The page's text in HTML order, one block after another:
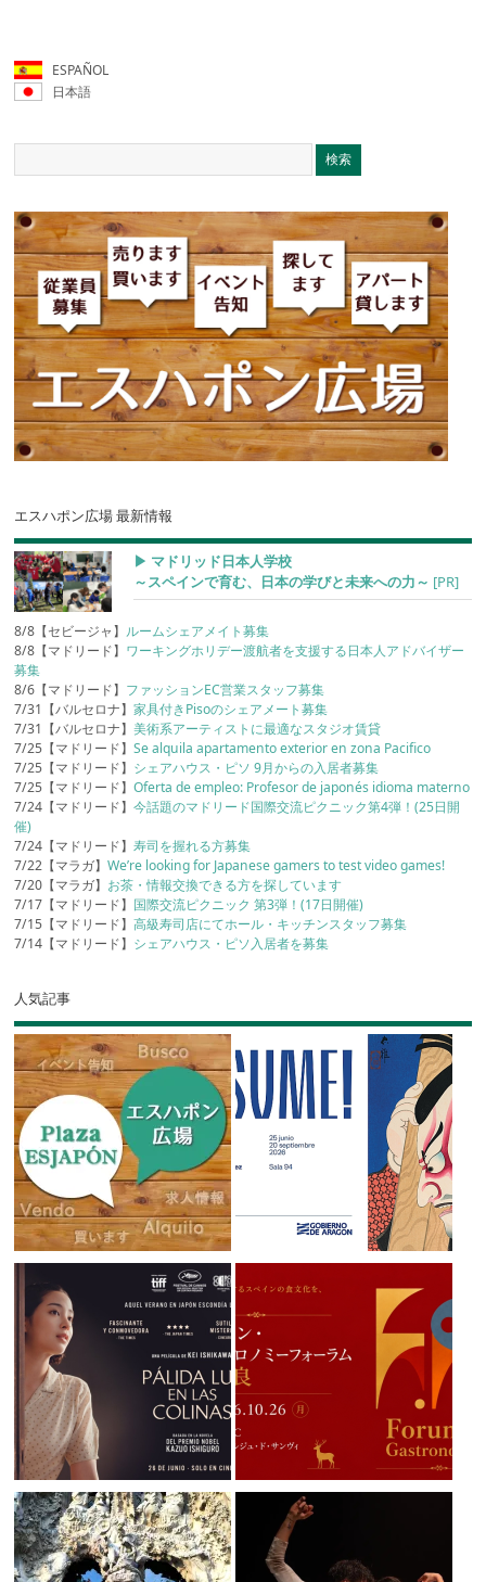
ESPAÑOL
日本語
エスハポン広場 最新情報
▶︎ マドリッド日本人学校
～スペインで育む、日本の学びと未来への力～ [PR]
8/8【セビージャ】 ルームシェアメイト募集
8/8【マドリード】 ワーキングホリデー渡航者を支援する日本人アドバイザー
募集
8/6【マドリード】 ファッションEC営業スタッフ募集
7/31【バルセロナ】家具付きPisoのシェアメート募集
7/31【バルセロナ】美術系アーティストに最適なスタジオ賃貸
7/25【マドリード】Se alquila apartamento exterior en zona Pacifico
7/25【マドリード】 シェアハウス・ピソ 9月からの入居者募集
7/25【マドリード】Oferta de empleo: Profesor de japonés idioma materno
7/24【マドリード】今話題のマドリード国際交流ピクニック第4弾！(25日開
催)
7/24【マドリード】寿司を握れる方募集
7/22【マラガ】We’re looking for Japanese gamers to test video games!
7/20【マラガ】 お茶・情報交換できる方を探しています
7/17【マドリード】 国際交流ピクニック 第3弾！(17日開催)
7/15【マドリード】高級寿司店にてホール・キッチンスタッフ募集
7/14【マドリード】 シェアハウス・ピソ入居者を募集
人気記事